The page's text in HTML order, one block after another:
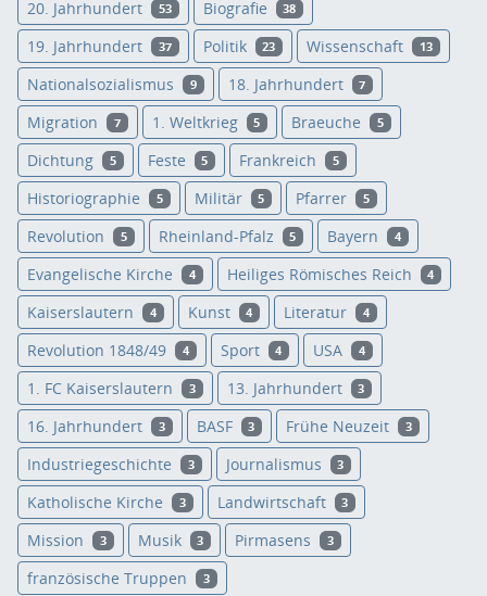
20. Jahrhundert 53 Biografie 38
19. Jahrhundert 37 Politik 23 Wissenschaft 13
Nationalsozialismus 9 18. Jahrhundert 7
Migration 7 1. Weltkrieg 5 Braeuche 5
Dichtung 5 Feste 5 Frankreich 5
Historiographie 5 Militär 5 Pfarrer 5
Revolution 5 Rheinland-Pfalz 5 Bayern 4
Evangelische Kirche 4 Heiliges Römisches Reich 4
Kaiserslautern 4 Kunst 4 Literatur 4
Revolution 1848/49 4 Sport 4 USA 4
1. FC Kaiserslautern 3 13. Jahrhundert 3
16. Jahrhundert 3 BASF 3 Frühe Neuzeit 3
Industriegeschichte 3 Journalismus 3
Katholische Kirche 3 Landwirtschaft 3
Mission 3 Musik 3 Pirmasens 3
französische Truppen 3